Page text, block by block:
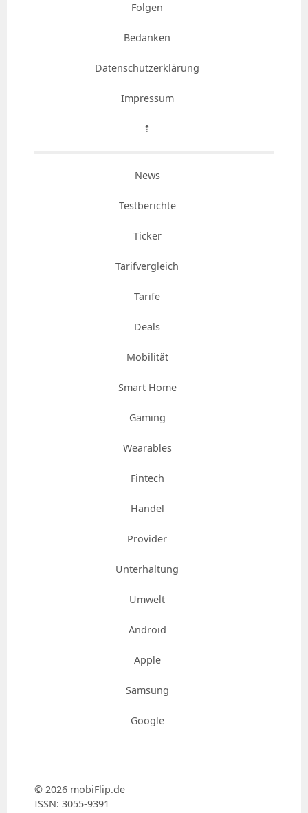
Folgen
Bedanken
Datenschutzerklärung
Impressum
⇡
News
Testberichte
Ticker
Tarifvergleich
Tarife
Deals
Mobilität
Smart Home
Gaming
Wearables
Fintech
Handel
Provider
Unterhaltung
Umwelt
Android
Apple
Samsung
Google
© 2026 mobiFlip.de
ISSN: 3055-9391